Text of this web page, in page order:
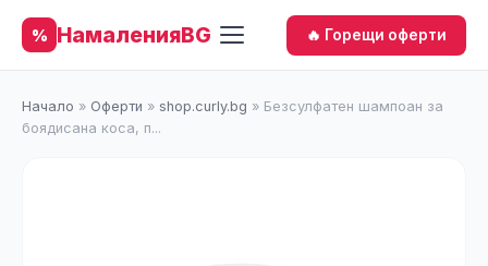
% НамаленияBG 🔥 Горещи оферти
Начало » Оферти » shop.curly.bg » Безсулфатен шампоан за
боядисана коса, п...